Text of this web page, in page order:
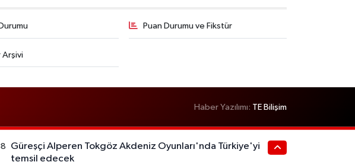
Puan Durumu ve Fikstür
Arşivi
Haber Yazılımı: TE Bilişim
Güreşçi Alperen Tokgöz Akdeniz Oyunları'nda Türkiye'yi
temsil edecek